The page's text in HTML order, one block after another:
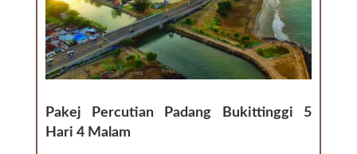
Pakej Percutian Padang Bukittinggi 5
Hari 4 Malam